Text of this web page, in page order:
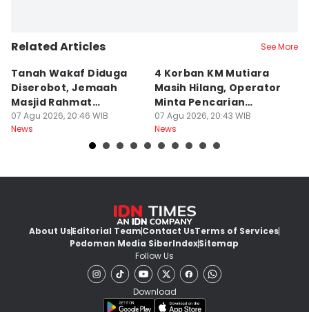
Related Articles See More
Tanah Wakaf Diduga
Diserobot, Jemaah
Masjid Rahmat
Surabaya Protes
07 Agu 2026, 20:46 WIB
News
4 Korban KM Mutiara
Masih Hilang, Operator
Minta Pencarian
Dilanjut
07 Agu 2026, 20:43 WIB
News
About UsEditorial TeamContact UsTerms of Services
Pedoman Media SiberIndexSitemap
Follow Us
Download